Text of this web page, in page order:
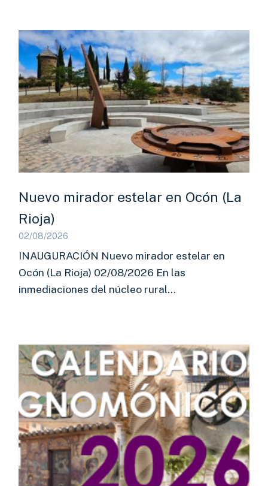
Nuevo mirador estelar en Ocón (La
Rioja)
02/08/2026
INAUGURACIÓN Nuevo mirador estelar en
Ocón (La Rioja) 02/08/2026 En las
inmediaciones del núcleo rural…